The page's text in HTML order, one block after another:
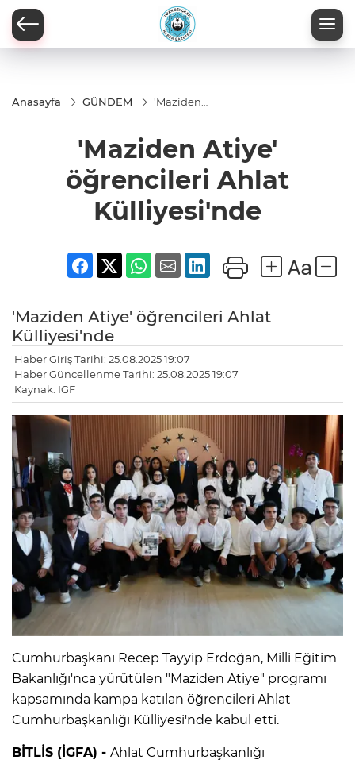
Anasayfa GÜNDEM
'Maziden
Ahlat
Külliyesi'nde
'Maziden Atiye'
öğrencileri Ahlat
Külliyesi'nde
'Maziden Atiye' öğrencileri Ahlat
Külliyesi'nde
Haber Giriş Tarihi: 25.08.2025 19:07
Haber Güncellenme Tarihi: 25.08.2025 19:07
Kaynak: IGF
Cumhurbaşkanı Recep Tayyip Erdoğan, Milli Eğitim
Bakanlığı'nca yürütülen "Maziden Atiye" programı
kapsamında kampa katılan öğrencileri Ahlat
Cumhurbaşkanlığı Külliyesi'nde kabul etti.
BİTLİS (İGFA) - Ahlat Cumhurbaşkanlığı